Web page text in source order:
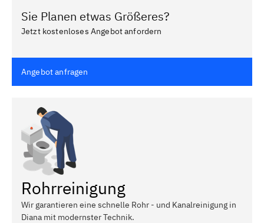
Sie Planen etwas Größeres?
Jetzt kostenloses Angebot anfordern
Angebot anfragen
Rohrreinigung
Wir garantieren eine schnelle Rohr - und Kanalreinigung in
Diana mit modernster Technik.